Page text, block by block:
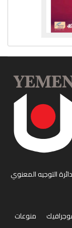
التوجيه المعنوي
منوعات